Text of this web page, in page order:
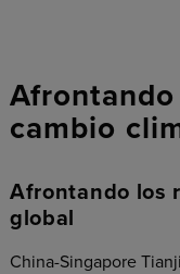
cambio
Afrontando los
global
China-Singapore